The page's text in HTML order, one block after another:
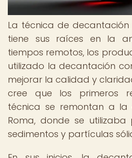
La técnica de
tiene sus raíces en la
tiempos remotos, los
utilizado la decantación
mejorar la calidad y
cree que los primeros
técnica se remontan a la
Roma, donde se
sedimentos y partículas